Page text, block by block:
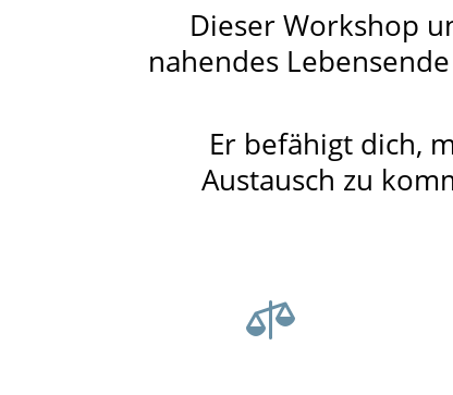
Dieser Workshop
nahendes
Er befähigt dich,
Austausch zu
